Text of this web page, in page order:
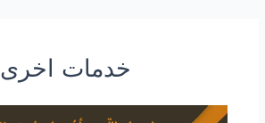
خدمات اخرى